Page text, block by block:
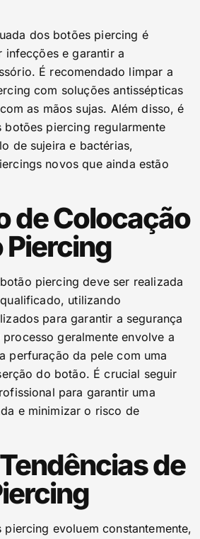
dos botões piercing é
infecções e garantir a
É recomendado limpar a
com soluções antissépticas
as mãos sujas. Além disso, é
piercing regularmente
de sujeira e bactérias,
novos que ainda estão
de Colocação
Piercing
piercing deve ser realizada
utilizando
para garantir a segurança
geralmente envolve a
perfuração da pele com uma
do botão. É crucial seguir
para garantir uma
e minimizar o risco de
de
piercing evoluem constantemente,